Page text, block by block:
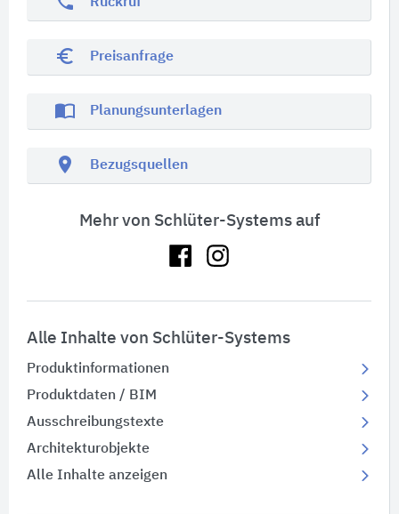
euro_symbol Preisanfrage
import_contacts Planungsunterlagen
location_on Bezugsquellen
Mehr von Schlüter-Systems auf
Alle Inhalte von Schlüter-Systems
Produktinformationen
Produktdaten / BIM
Ausschreibungstexte
Architekturobjekte
Alle Inhalte anzeigen